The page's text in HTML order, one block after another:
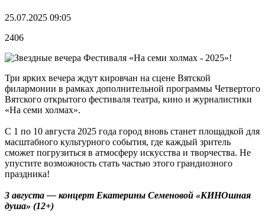
25.07.2025 09:05
2406
Три ярких вечера ждут кировчан на сцене Вятской
филармонии в рамках дополнительной программы Четвертого
Вятского открытого фестиваля театра, кино и журналистики
«На семи холмах».
С 1 по 10 августа 2025 года город вновь станет площадкой для
масштабного культурного события, где каждый зритель
сможет погрузиться в атмосферу искусства и творчества. Не
упустите возможность стать частью этого грандиозного
праздника!
3 августа — концерт Екатерины Семеновой «КИНОшная
душа» (12+)